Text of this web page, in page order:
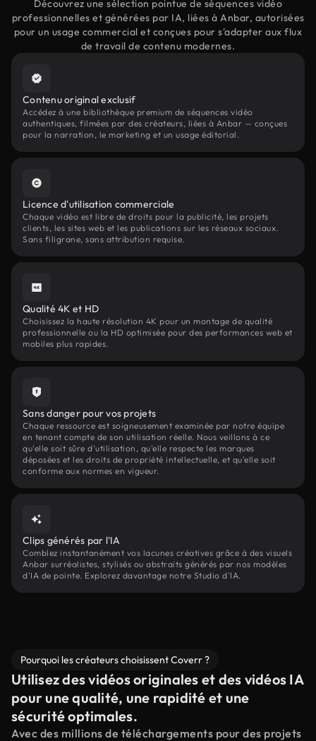
Découvrez une sélection pointue de séquences vidéo
professionnelles et générées par IA, liées à Anbar, autorisées
pour un usage commercial et conçues pour s'adapter aux flux
de travail de contenu modernes.
Contenu original exclusif
Accédez à une bibliothèque premium de séquences vidéo
authentiques, filmées par des créateurs, liées à Anbar — conçues
pour la narration, le marketing et un usage éditorial.
Licence d'utilisation commerciale
Chaque vidéo est libre de droits pour la publicité, les projets
clients, les sites web et les publications sur les réseaux sociaux.
Sans filigrane, sans attribution requise.
Qualité 4K et HD
Choisissez la haute résolution 4K pour un montage de qualité
professionnelle ou la HD optimisée pour des performances web et
mobiles plus rapides.
Sans danger pour vos projets
Chaque ressource est soigneusement examinée par notre équipe
en tenant compte de son utilisation réelle. Nous veillons à ce
qu'elle soit sûre d'utilisation, qu'elle respecte les marques
déposées et les droits de propriété intellectuelle, et qu'elle soit
conforme aux normes en vigueur.
Clips générés par l'IA
Comblez instantanément vos lacunes créatives grâce à des visuels
Anbar surréalistes, stylisés ou abstraits générés par nos modèles
d'IA de pointe. Explorez davantage notre Studio d'IA.
Pourquoi les créateurs choisissent Coverr ?
Utilisez des vidéos originales et des vidéos IA
pour une qualité, une rapidité et une
sécurité optimales.
Avec des millions de téléchargements pour des projets